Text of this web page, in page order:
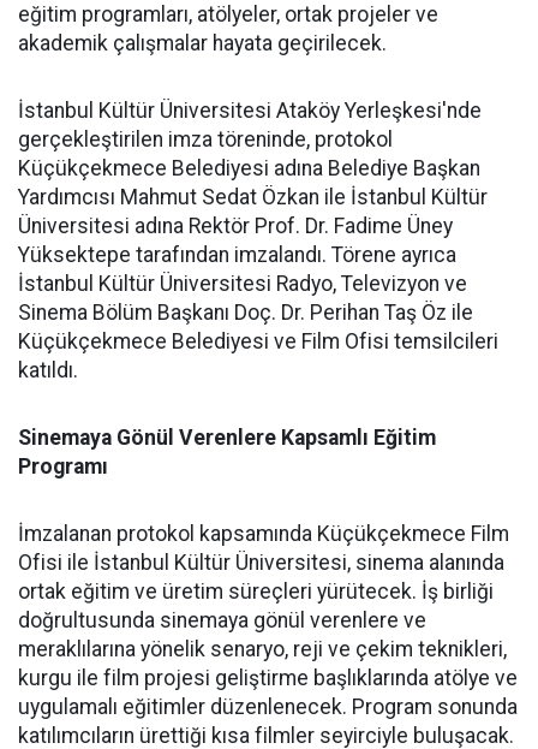
eğitim programları, atölyeler, ortak projeler ve
akademik çalışmalar hayata geçirilecek.
İstanbul Kültür Üniversitesi Ataköy Yerleşkesi'nde
gerçekleştirilen imza töreninde, protokol
Küçükçekmece Belediyesi adına Belediye Başkan
Yardımcısı Mahmut Sedat Özkan ile İstanbul Kültür
Üniversitesi adına Rektör Prof. Dr. Fadime Üney
Yüksektepe tarafından imzalandı. Törene ayrıca
İstanbul Kültür Üniversitesi Radyo, Televizyon ve
Sinema Bölüm Başkanı Doç. Dr. Perihan Taş Öz ile
Küçükçekmece Belediyesi ve Film Ofisi temsilcileri
katıldı.
Sinemaya Gönül Verenlere Kapsamlı Eğitim
Programı
İmzalanan protokol kapsamında Küçükçekmece Film
Ofisi ile İstanbul Kültür Üniversitesi, sinema alanında
ortak eğitim ve üretim süreçleri yürütecek. İş birliği
doğrultusunda sinemaya gönül verenlere ve
meraklılarına yönelik senaryo, reji ve çekim teknikleri,
kurgu ile film projesi geliştirme başlıklarında atölye ve
uygulamalı eğitimler düzenlenecek. Program sonunda
katılımcıların ürettiği kısa filmler seyirciyle buluşacak.